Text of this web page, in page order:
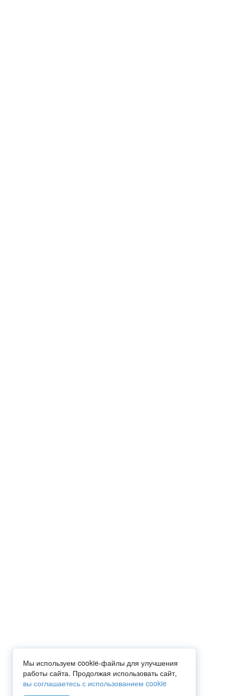
Мы используем cookie-файлы для улучшения
работы сайта. Продолжая использовать сайт,
вы соглашаетесь с использованием cookie